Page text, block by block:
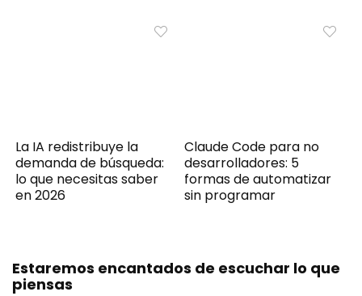
La IA redistribuye la
demanda de búsqueda:
lo que necesitas saber
en 2026
Claude Code para no
desarrolladores: 5
formas de automatizar
sin programar
Estaremos encantados de escuchar lo que
piensas